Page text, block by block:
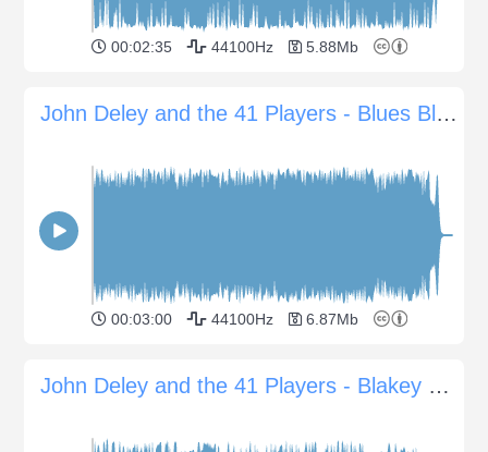
00:02:35 44100Hz 5.88Mb
John Deley and the 41 Players - Blues Blast
00:03:00 44100Hz 6.87Mb
John Deley and the 41 Players - Blakey s Burnout